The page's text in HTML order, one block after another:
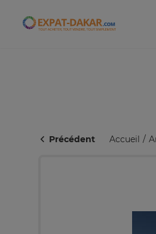
Expat-Dakar
Précédent Accueil